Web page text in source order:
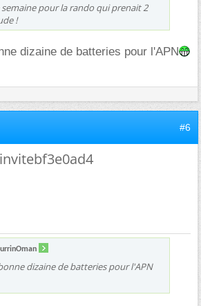
pour la rando qui prenait 2
!
dizaine de batteries pour l'APN
#6
invitebf3e0ad4
dizaine de batteries pour l'APN